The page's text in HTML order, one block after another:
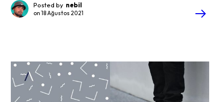
Posted by nebil
on 18 Ağustos 2021